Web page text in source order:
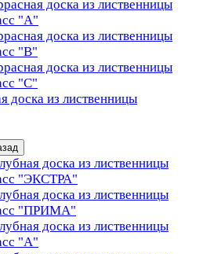
доска из лиственницы
"А"
доска из лиственницы
"B"
доска из лиственницы
"C"
доска из лиственницы
доска из лиственницы
"ЭКСТРА"
доска из лиственницы
"ПРИМА"
доска из лиственницы
"А"